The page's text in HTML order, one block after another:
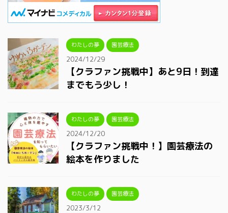
わたしの夢 園芸療法
2024/12/29
【クラファン挑戦中】あと9日！到達
までもう少し！
わたしの夢 園芸療法
2024/12/20
【クラファン挑戦中！】園芸療法の
絵本を作りました
わたしの夢 園芸療法
2023/3/12